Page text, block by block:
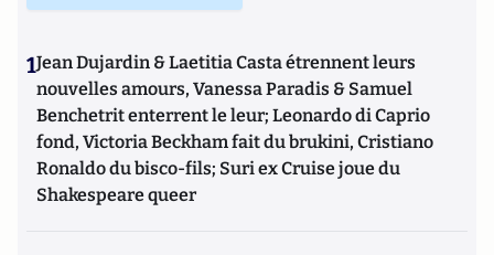
1Jean Dujardin & Laetitia Casta étrennent leurs
nouvelles amours, Vanessa Paradis & Samuel
Benchetrit enterrent le leur; Leonardo di Caprio
fond, Victoria Beckham fait du brukini, Cristiano
Ronaldo du bisco-fils; Suri ex Cruise joue du
Shakespeare queer